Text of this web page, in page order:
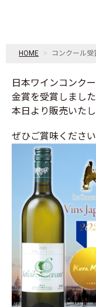
HOME コンクール
日本ワインコンク
金賞を受賞しまし
本日より販売いた
ぜひご賞味くださ